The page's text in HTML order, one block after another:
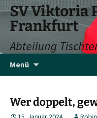
SV Viktoria
Frankfurt
Abteilung
Menü
Wer doppelt,